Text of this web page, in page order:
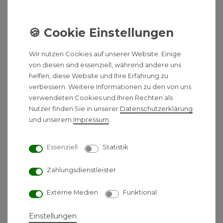
Montag bis Freitag08:00 - 17:00 Uhr
BESCHREIBUNG
Wir nutzen Cookies auf unserer Website. Einige
von diesen sind essenziell, während andere uns
helfen, diese Website und Ihre Erfahrung zu
verbessern. Weitere Informationen zu den von uns
verwendeten Cookies und Ihren Rechten als
Nutzer finden Sie in unserer Daten­schutz­erklärung
und unserem Impressum
Essenziell Statistik
Zahlungsdienstleister
Externe Medien Funktional
Einstellungen